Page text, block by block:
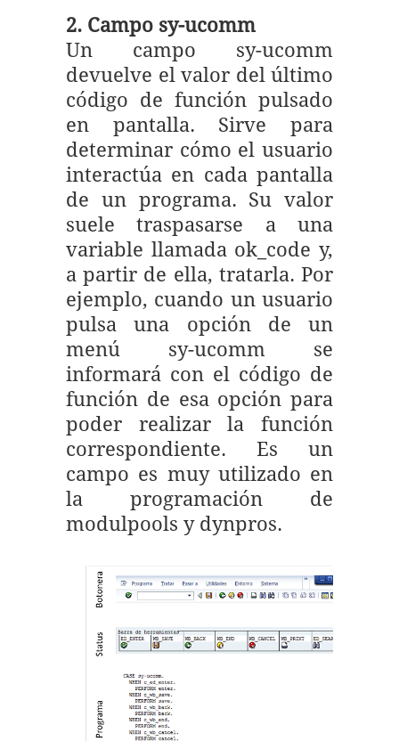
2. Campo sy-ucomm
Un campo sy-ucomm
devuelve el valor del último
código de función pulsado
en pantalla. Sirve para
determinar cómo el usuario
interactúa en cada pantalla
de un programa. Su valor
suele traspasarse a una
variable llamada ok_code y,
a partir de ella, tratarla. Por
ejemplo, cuando un usuario
pulsa una opción de un
menú sy-ucomm se
informará con el código de
función de esa opción para
poder realizar la función
correspondiente. Es un
campo es muy utilizado en
la programación de
modulpools y dynpros.